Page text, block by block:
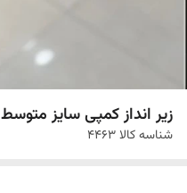
زیر انداز کمپی سایز متوسط
شناسه کالا4463